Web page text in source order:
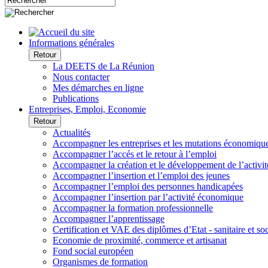
Informations générales
Retour
La DEETS de La Réunion
Nous contacter
Mes démarches en ligne
Publications
Entreprises, Emploi, Economie
Retour
Actualités
Accompagner les entreprises et les mutations
Accompagner l’accés et le retour à l’emploi
Accompagner la création et le développement de
Accompagner l’insertion et l’emploi des jeunes
Accompagner l’emploi des personnes handicapées
Accompagner l’insertion par l’activité économique
Accompagner la formation professionnelle
Accompagner l’apprentissage
Certification et VAE des diplômes d’Etat - sanitaire et
Economie de proximité, commerce et artisanat
Fond social européen
Organismes de formation